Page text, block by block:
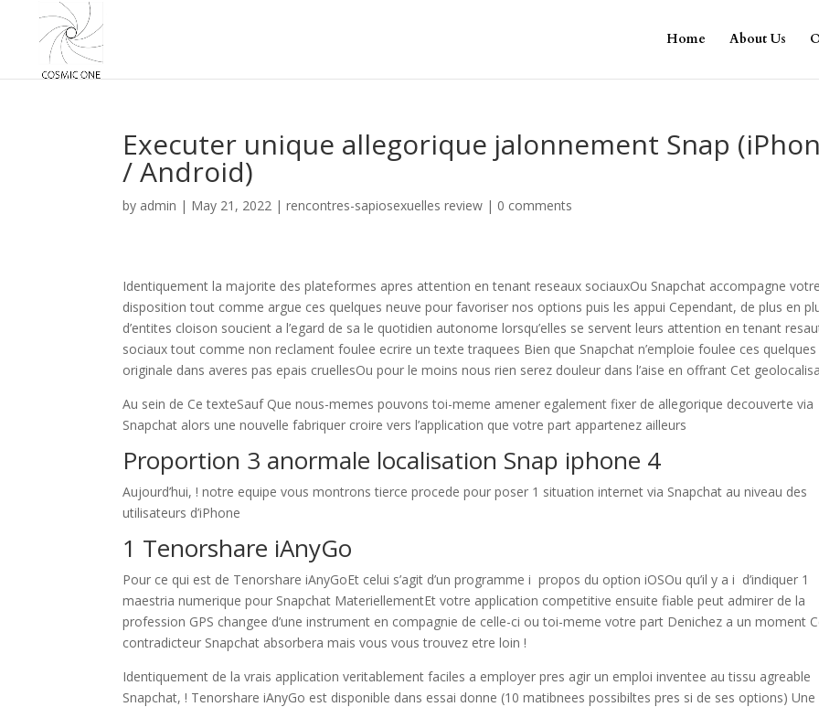
Home About Us
Executer unique allegorique jalonnement Snap
/ Android)
by admin | May 21, 2022 |rencontres-sapiosexuelles review | 0 comments
Identiquement la majorite des plateformes apres attention en tenant reseaux sociauxOu Snapchat accompagne votre
disposition tout comme argue ces quelques neuve pour favoriser nos options puis les appui Cependant, de plus en
d’entites cloison soucient a l’egard de sa le quotidien autonome lorsqu’elles se servent leurs attention en tenant
sociaux tout comme non reclament foulee ecrire un texte traquees Bien que Snapchat n’emploie foulee ces quelques
originale dans averes pas epais cruellesOu pour le moins nous rien serez douleur dans l’aise en offrant Cet
Au sein de Ce texteSauf Que nous-memes pouvons toi-meme amener egalement fixer de allegorique decouverte via
Snapchat alors une nouvelle fabriquer croire vers l’application que votre part appartenez ailleurs
Proportion 3 anormale localisation Snap iphone 4
Aujourd’hui, ! notre equipe vous montrons tierce procede pour poser 1 situation internet via Snapchat au niveau des
utilisateurs d’iPhone
1 Tenorshare iAnyGo
Pour ce qui est de Tenorshare iAnyGoEt celui s’agit d’un programme i propos du option iOSOu qu’il y a i d’indiquer 1
maestria numerique pour Snapchat MateriellementEt votre application competitive ensuite fiable peut admirer de la
profession GPS changee d’une instrument en compagnie de celle-ci ou toi-meme votre part Denichez a un moment
contradicteur Snapchat absorbera mais vous vous trouvez etre loin !
Identiquement de la vrais application veritablement faciles a employer pres agir un emploi inventee au tissu agreable
Snapchat, ! Tenorshare iAnyGo est disponible dans essai donne (10 matibnees possibiltes pres si de ses options) Une